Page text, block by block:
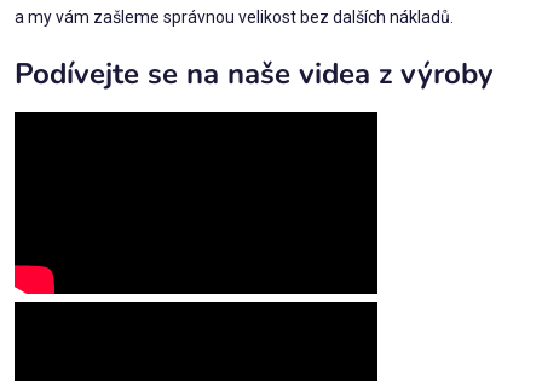
a my vám zašleme správnou velikost bez dalších nákladů.
Podívejte se na naše videa z výroby